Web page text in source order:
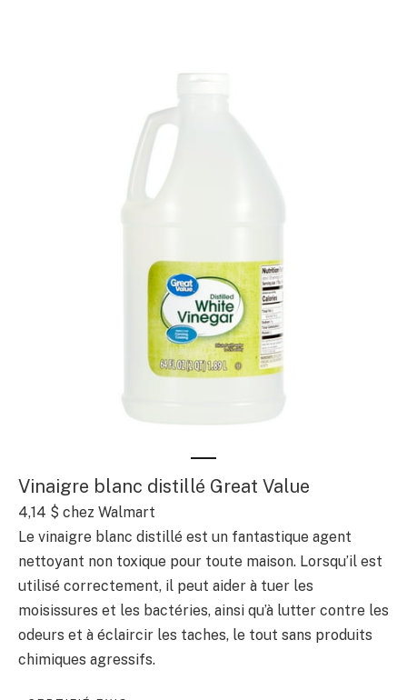
Vinaigre blanc distillé Great Value
4,14 $ chez Walmart
Le vinaigre blanc distillé est un fantastique agent
nettoyant non toxique pour toute maison. Lorsqu’il est
utilisé correctement, il peut aider à tuer les
moisissures et les bactéries, ainsi qu’à lutter contre les
odeurs et à éclaircir les taches, le tout sans produits
chimiques agressifs.